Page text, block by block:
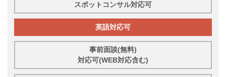
スポットコンサル対応可
英語対応可
事前面談(無料)
対応可(WEB対応含む)